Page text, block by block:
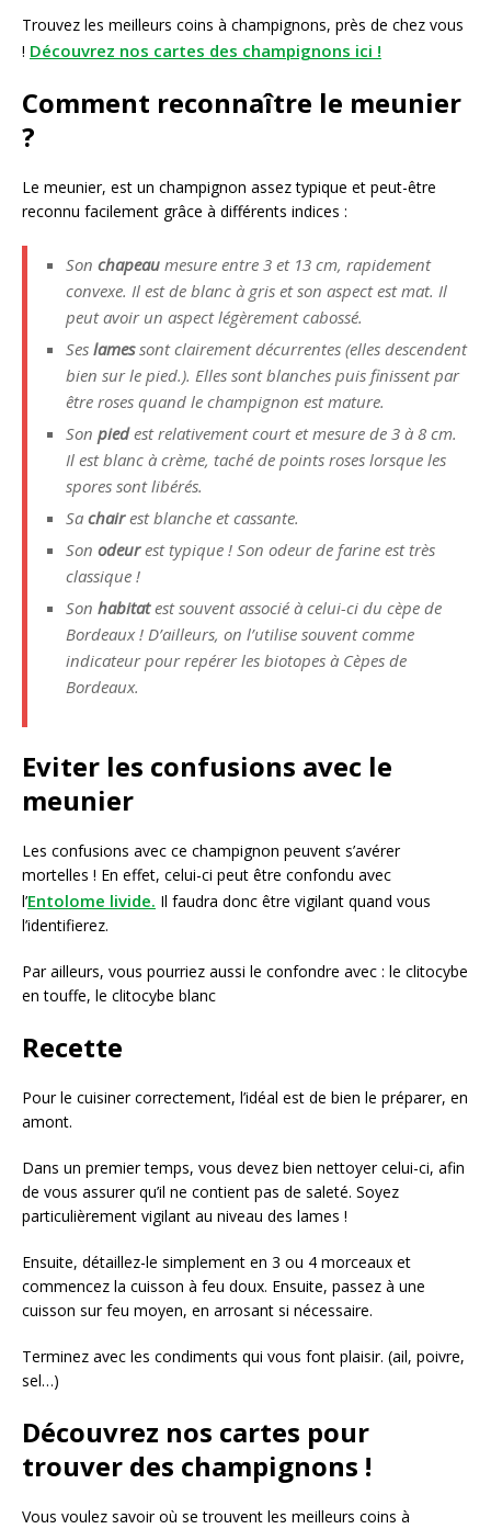
Trouvez les meilleurs coins à champignons, près de chez vous
! Découvrez nos cartes des champignons ici !
Comment reconnaître le meunier
?
Le meunier, est un champignon assez typique et peut-être
reconnu facilement grâce à différents indices :
Son chapeau mesure entre 3 et 13 cm, rapidement
convexe. Il est de blanc à gris et son aspect est mat. Il
peut avoir un aspect légèrement cabossé.
Ses lamessont clairement décurrentes (elles descendent
bien sur le pied.). Elles sont blanches puis finissent par
être roses quand le champignon est mature.
Son piedest relativement court et mesure de 3 à 8 cm.
Il est blanc à crème, taché de points roses lorsque les
spores sont libérés.
Sa chairest blanche et cassante.
Son odeurest typique ! Son odeur de farine est très
classique !
Son habitatest souvent associé à celui-ci du cèpe de
Bordeaux ! D’ailleurs, on l’utilise souvent comme
indicateur pour repérer les biotopes à Cèpes de
Bordeaux.
Eviter les confusions avec le
meunier
Les confusions avec ce champignon peuvent s’avérer
mortelles ! En effet, celui-ci peut être confondu avec
l’Entolome livide. Il faudra donc être vigilant quand vous
l’identifierez.
Par ailleurs, vous pourriez aussi le confondre avec : le clitocybe
en touffe, le clitocybe blanc
Recette
Pour le cuisiner correctement, l’idéal est de bien le préparer, en
amont.
Dans un premier temps, vous devez bien nettoyer celui-ci, afin
de vous assurer qu’il ne contient pas de saleté. Soyez
particulièrement vigilant au niveau des lames !
Ensuite, détaillez-le simplement en 3 ou 4 morceaux et
commencez la cuisson à feu doux. Ensuite, passez à une
cuisson sur feu moyen, en arrosant si nécessaire.
Terminez avec les condiments qui vous font plaisir. (ail, poivre,
sel…)
Découvrez nos cartes pour
trouver des champignons !
Vous voulez savoir où se trouvent les meilleurs coins à